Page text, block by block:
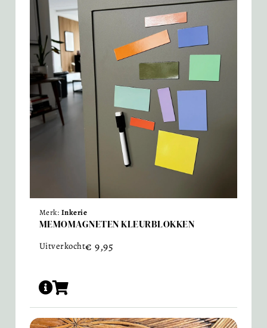
Merk: Inkerie
MEMOMAGNETEN KLEURBLOKKEN
Uitverkocht€ 9,95